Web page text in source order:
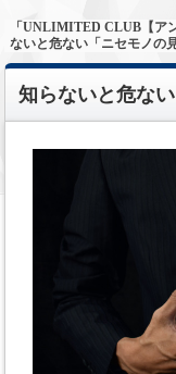
「UNLIMITED CLUB【ア
ないと危ない「ニセモノの
知らないと危な